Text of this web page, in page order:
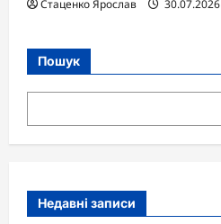
Стаценко Ярослав 30.07.2026
Пошук
Недавні записи